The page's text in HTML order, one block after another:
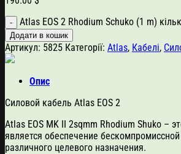
Atlas EOS 2 Rhodium Schuko (1 m)
Додати в кошик
Артикул: 5825 Категорії: Atlas, Кабелі,
Опис
Силовой кабель Atlas EOS 2
Atlas EOS MK II 2sqmm Rhodium Shuko –
является обеспечение
различного целевого назначения.